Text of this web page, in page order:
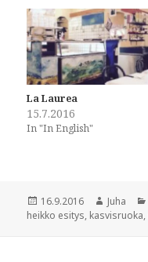
b
o
o
k
(
O
e
s
i
n
n
o
w
)
t
e
r
(
O
p
e
n
w
)
La Laurea
15.7.2016
In "In English"
Posted
on
16.9.2016 Author
Juha
heikko esitys, kasvisruoka,